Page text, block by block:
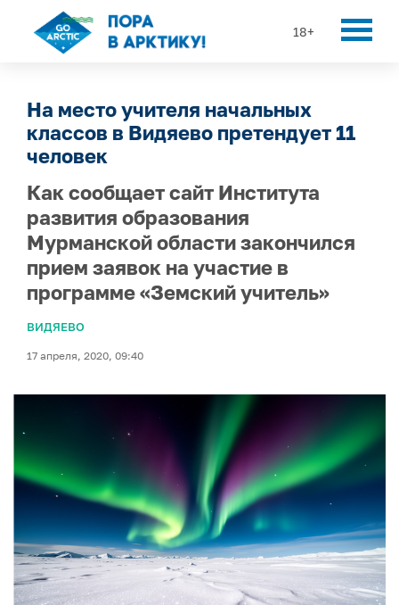
18+
На место учителя начальных
классов в Видяево претендует 11
человек
Как сообщает сайт Института
развития образования
Мурманской области закончился
прием заявок на участие в
программе «Земский учитель»
ВИДЯЕВО
17 апреля, 2020, 09:40